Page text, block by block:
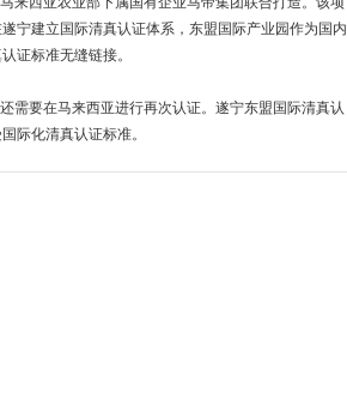
宁建立国际清真认证体系，东盟国际产业园作为国内
证标准无缝链接。
要在马来西亚进行再次认证。遂宁东盟国际清真认
际化清真认证标准。